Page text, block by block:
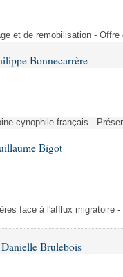
et de remobilisation -
Bonnecarrère
cynophile français -
Bigot
face à l'afflux migratoire
Brulebois